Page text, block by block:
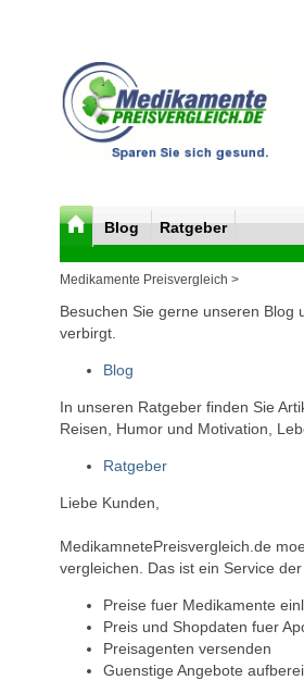
Blog Ratgeber
Medikamente Preisvergleich >
Besuchen Sie gerne unseren Blog
verbirgt.
Blog
In unseren Ratgeber finden Sie
Reisen, Humor und Motivation,
Ratgeber
Liebe Kunden,
MedikamnetePreisvergleich.de
vergleichen. Das ist ein Service
Preise fuer Medikamente
Preis und Shopdaten fuer
Preisagenten versenden
Guenstige Angebote